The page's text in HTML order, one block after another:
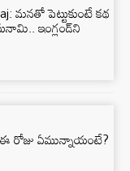
మనతో పెట్టుకుంటే కథ
ఇంగ్లండ్‌ని
ఈ రోజు ఏమున్నాయంటే?